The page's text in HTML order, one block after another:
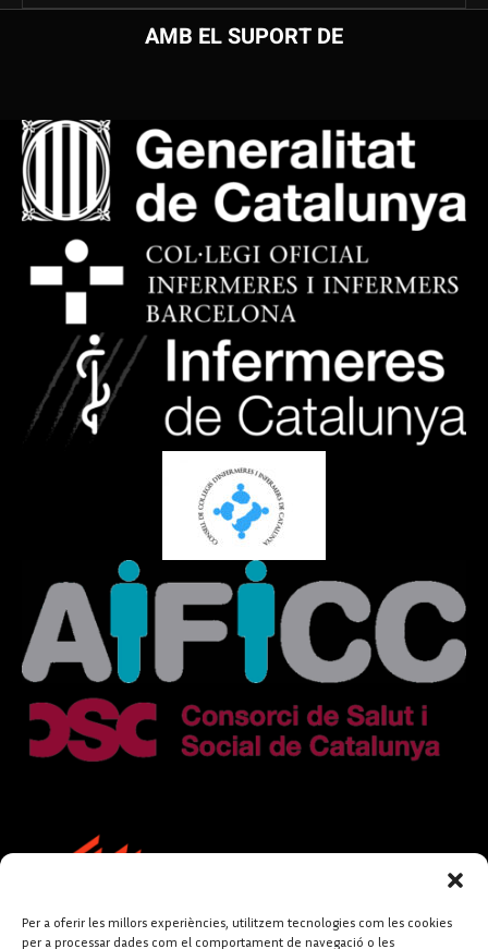
Per a oferir les millors experiències, utilitzem tecnologies com les cookies
per a processar dades com el comportament de navegació o les
AMB EL SUPORT DE